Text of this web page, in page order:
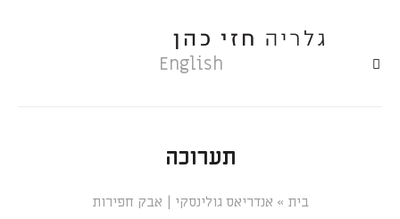
English
תערוכה
» אנדריאס גולינסקי | אבק חפירות